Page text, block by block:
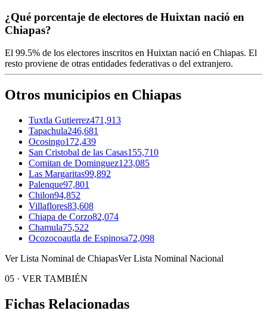
¿Qué porcentaje de electores de Huixtan nació en
Chiapas?
El 99.5% de los electores inscritos en Huixtan nació en Chiapas. El
resto proviene de otras entidades federativas o del extranjero.
Otros municipios en Chiapas
Tuxtla Gutierrez471,913
Tapachula246,681
Ocosingo172,439
San Cristobal de las Casas155,710
Comitan de Dominguez123,085
Las Margaritas99,892
Palenque97,801
Chilon94,852
Villaflores83,608
Chiapa de Corzo82,074
Chamula75,522
Ocozocoautla de Espinosa72,098
Ver Lista Nominal de ChiapasVer Lista Nominal Nacional
05 · VER TAMBIÉN
Fichas Relacionadas